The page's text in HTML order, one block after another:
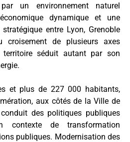
par un environnement naturel
dynamique et une
entre Lyon, Grenoble
croisement de plusieurs axes
territoire séduit autant par son
et plus de 227 000 habitants,
aux côtés de la Ville de
des politiques publiques
contexte de transformation
publiques. Modernisation des